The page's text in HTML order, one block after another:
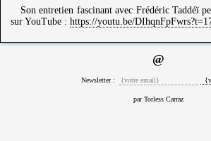
Son entretien fascinant avec Frédéric Taddéï
sur YouTube : https://youtu.be/
par Torless Carraz
Newsletter :
@